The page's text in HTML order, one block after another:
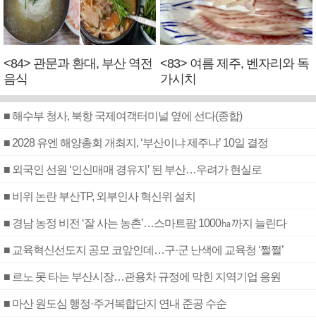
<84> 관문과 환대, 부산 역전
음식
<83> 여름 제주, 벤자리와 독
가시치
■ 해수부 청사, 북항 국제여객터미널 옆에 선다(종합)
■ 2028 유엔 해양총회 개최지, ‘부산이냐 제주냐’ 10일 결정
■ 외국인 선원 ‘인신매매 경유지’ 된 부산…우려가 현실로
■ 비위 논란 부산TP, 외부인사 혁신위 설치
■ 경남 농정 비전 ‘잘 사는 농촌’…스마트팜 1000㏊까지 늘린다
■ 교육혁신선도지 공모 코앞인데…구·군 난색에 교육청 ‘쩔쩔’
■ 르노 못 타는 부산시장…관용차 규정에 막힌 지역기업 응원
■ 마산 원도심 행정·주거복합단지 연내 준공 수순